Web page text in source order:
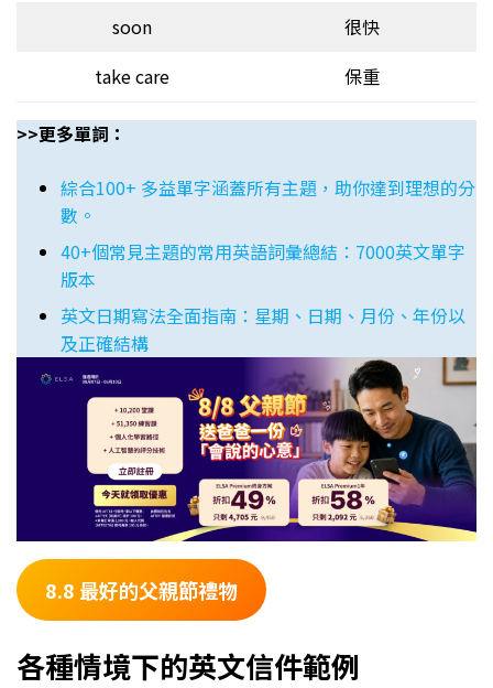
soon
很快
take care
保重
>>更多單詞：
綜合100+ 多益單字涵蓋所有主題，助你達到理想的分
數。
40+個常見主題的常用英語詞彙總結：7000英文單字
版本
英文日期寫法全面指南：星期、日期、月份、年份以
及正確結構
8.8 最好的父親節禮物
各種情境下的英文信件範例